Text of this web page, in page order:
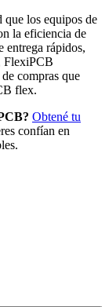
los equipos de
la eficiencia de
entrega rápidos,
FlexiPCB
compras que
flex.
Obtené tu
confían en